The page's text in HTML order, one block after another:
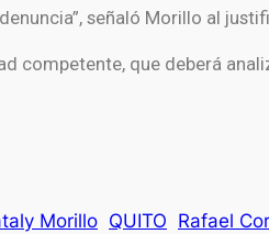
señaló Morillo al
competente, que deberá
Morillo QUITO Rafael